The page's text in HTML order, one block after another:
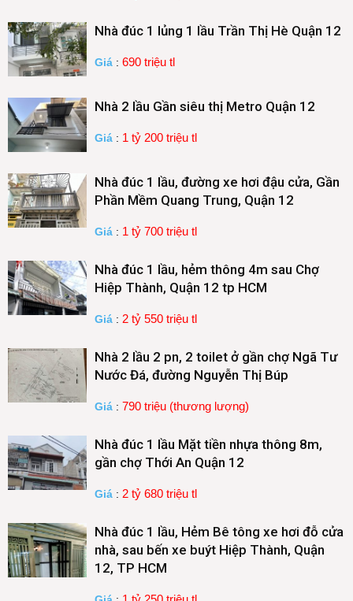
Nhà đúc 1 lủng 1 lầu Trần Thị Hè Quận 12
Giá : 690 triệu tl
Nhà 2 lầu Gần siêu thị Metro Quận 12
Giá : 1 tỷ 200 triệu tl
Nhà đúc 1 lầu, đường xe hơi đậu cửa, Gần
Phần Mềm Quang Trung, Quận 12
Giá : 1 tỷ 700 triệu tl
Nhà đúc 1 lầu, hẻm thông 4m sau Chợ
Hiệp Thành, Quận 12 tp HCM
Giá : 2 tỷ 550 triệu tl
Nhà 2 lầu 2 pn, 2 toilet ở gần chợ Ngã Tư
Nước Đá, đường Nguyễn Thị Búp
Giá : 790 triệu (thương lượng)
Nhà đúc 1 lầu Mặt tiền nhựa thông 8m,
gần chợ Thới An Quận 12
Giá : 2 tỷ 680 triệu tl
Nhà đúc 1 lầu, Hẻm Bê tông xe hơi đỗ cửa
nhà, sau bến xe buýt Hiệp Thành, Quận
12, TP HCM